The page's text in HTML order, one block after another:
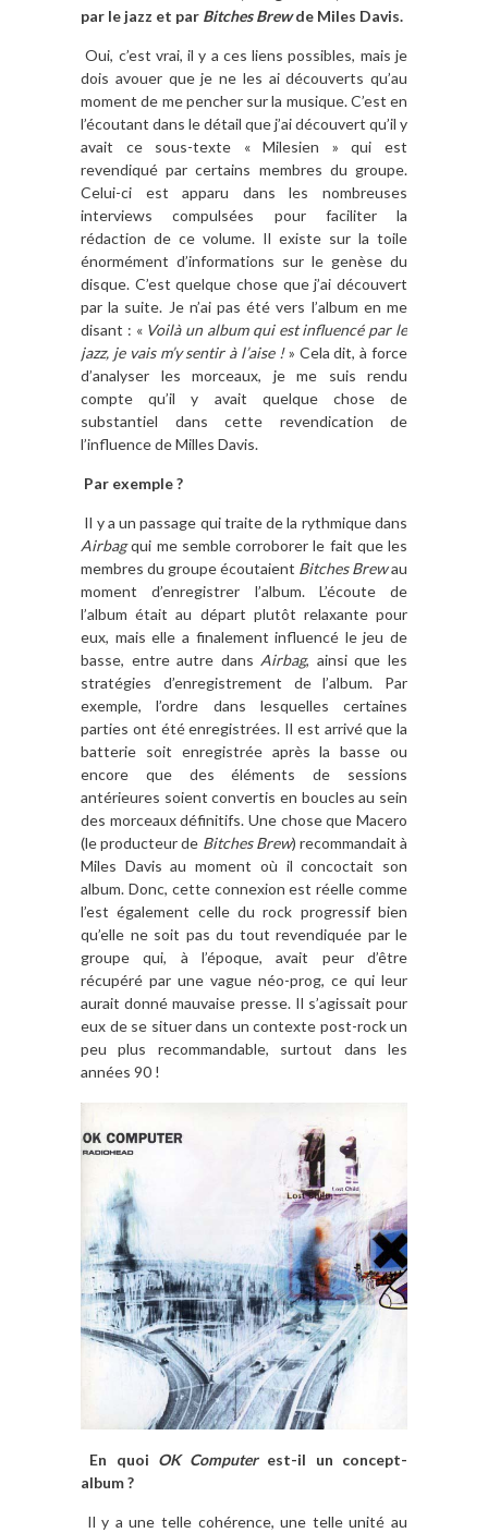
par le jazz et par Bitches Brewde Miles Davis.
Oui, c’est vrai, il y a ces liens possibles, mais je
dois avouer que je ne les ai découverts qu’au
moment de me pencher sur la musique. C’est en
l’écoutant dans le détail que j’ai découvert qu’il y
avait ce sous-texte « Milesien » qui est
revendiqué par certains membres du groupe.
Celui-ci est apparu dans les nombreuses
interviews compulsées pour faciliter la
rédaction de ce volume. Il existe sur la toile
énormément d’informations sur le genèse du
disque. C’est quelque chose que j’ai découvert
par la suite. Je n’ai pas été vers l’album en me
disant : « Voilà un album qui est influencé par le
jazz, je vais m’y sentir à l’aise !» Cela dit, à force
d’analyser les morceaux, je me suis rendu
compte qu’il y avait quelque chose de
substantiel dans cette revendication de
l’influence de Milles Davis.
Par exemple ?
Il y a un passage qui traite de la rythmique dans
Airbagqui me semble corroborer le fait que les
membres du groupe écoutaient Bitches Brewau
moment d’enregistrer l’album. L’écoute de
l’album était au départ plutôt relaxante pour
eux, mais elle a finalement influencé le jeu de
basse, entre autre dansAirbag, ainsi que les
stratégies d’enregistrement de l’album. Par
exemple, l’ordre dans lesquelles certaines
parties ont été enregistrées. Il est arrivé que la
batterie soit enregistrée après la basse ou
encore que des éléments de sessions
antérieures soient convertis en boucles au sein
des morceaux définitifs. Une chose que Macero
(le producteur de Bitches Brew) recommandait à
Miles Davis au moment où il concoctait son
album. Donc, cette connexion est réelle comme
l’est également celle du rock progressif bien
qu’elle ne soit pas du tout revendiquée par le
groupe qui, à l’époque, avait peur d’être
récupéré par une vague néo-prog, ce qui leur
aurait donné mauvaise presse. Il s’agissait pour
eux de se situer dans un contexte post-rock un
peu plus recommandable, surtout dans les
années 90 !
En quoi OK Computerest-il un concept-
album ?
Il y a une telle cohérence, une telle unité au